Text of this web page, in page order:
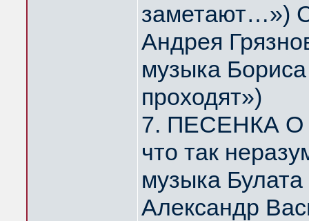
заметают…»)
Андрея
музыка
проходят»)
7. ПЕСЕНКА О
что так
музыка
Александр